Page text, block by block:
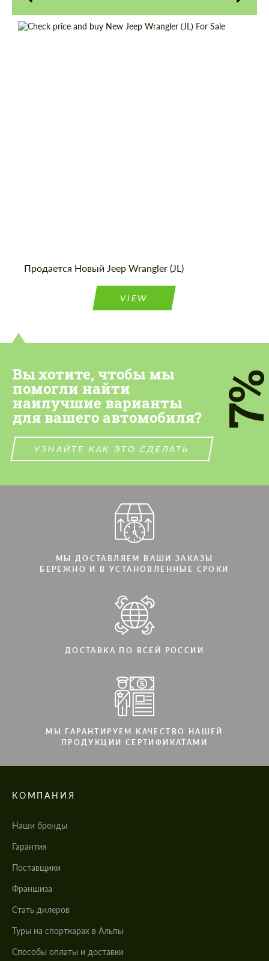
Продается Новый Jeep Wrangler (JL)
VIEW
Вы хотите, чтобы мы
помогли найти
наилучшие варианты
для вашего автомобиля?
УЗНАЙТЕ КАК ЭТО СДЕЛАТЬ
МЫ ДОСТАВЛЯЕМ ВАШИ ЗАКАЗЫ
БЕРЕЖНО И В УСТАНОВЛЕННЫЕ СРОКИ
ДОСТАВКА ПО ВСЕЙ РОССИИ
МЫ ГАРАНТИРУЕМ КАЧЕСТВО НАШЕЙ
ПРОДУКЦИИ СЕРТИФИКАТАМИ
КОМПАНИЯ
Наши бренды
Гарантия
Поставщики
Франшиза
Стать дилеров
Туры на спорткарах в Альпы
Cпособы оплаты и доставки